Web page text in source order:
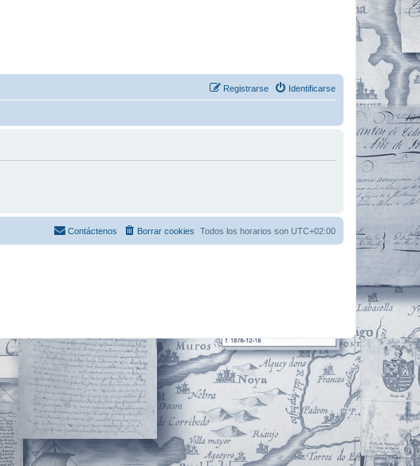
Identificarse
Registrarse
Todos los horarios son UTC+02:00
Borrar cookies
Contáctenos